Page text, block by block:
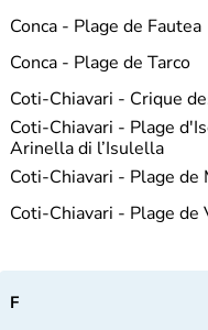
Conca - Plage de Fautea
Conca - Plage de Tarco
Coti-Chiavari - Crique
Coti-Chiavari - Plage
Arinella di l’Isulella
Coti-Chiavari - Plage de
Coti-Chiavari - Plage de
F